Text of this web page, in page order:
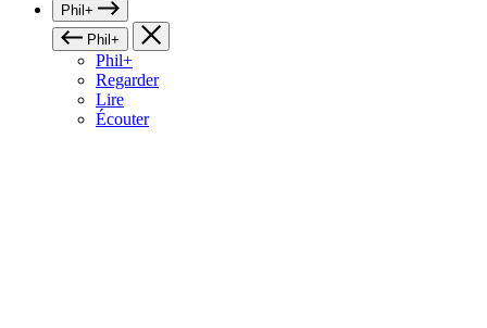
Phil+
Phil+
Phil+
Regarder
Lire
Écouter